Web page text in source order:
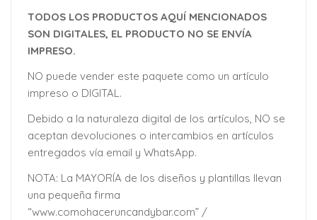
TODOS LOS PRODUCTOS AQUÍ MENCIONADOS
SON DIGITALES, EL PRODUCTO NO SE ENVÍA
IMPRESO.
NO puede vender este paquete como un artículo
impreso o DIGITAL.
Debido a la naturaleza digital de los artículos, NO se
aceptan devoluciones o intercambios en artículos
entregados vía email y WhatsApp.
NOTA: La MAYORÍA de los diseños y plantillas llevan
una pequeña firma
“www.comohaceruncandybar.com” /